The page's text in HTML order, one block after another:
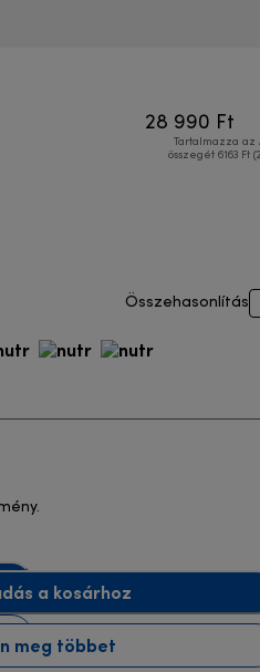
28 990 Ft
Tartalmazza az
összegét 6163 Ft
Összehasonlítás
a kosárhoz
meg többet